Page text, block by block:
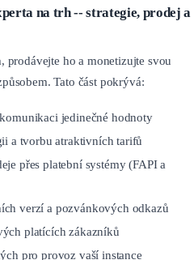
na trh -- strategie, prodej a
prodávejte ho a monetizujte svou
Tato část pokrývá:
jedinečné hodnoty
a tvorbu atraktivních tarifů
přes platební systémy (FAPI a
verzí a pozvánkových odkazů
platících zákazníků
pro provoz vaší instance